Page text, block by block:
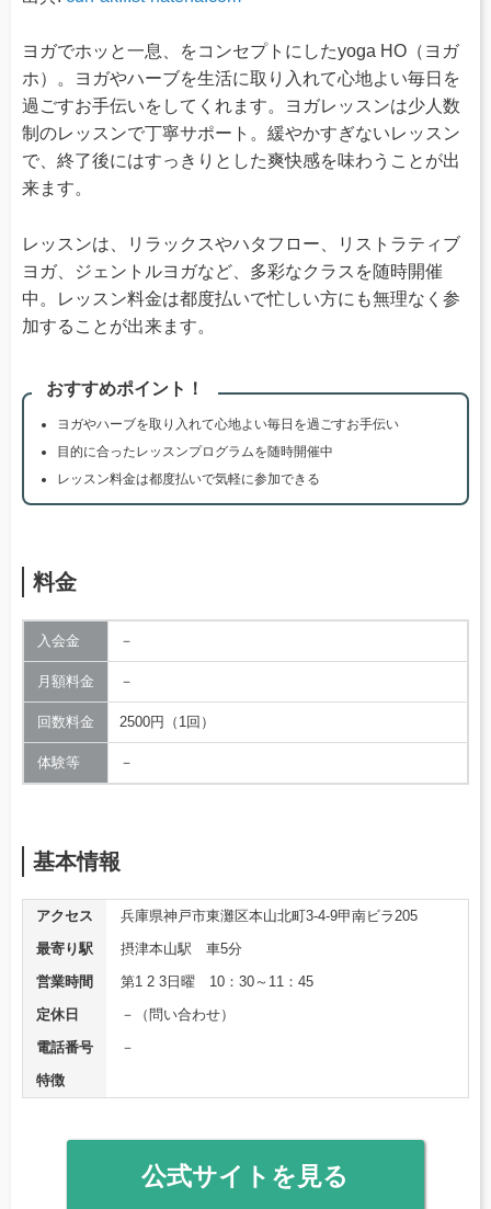
ヨガでホッと一息、をコンセプトにしたyoga HO（ヨガ
ホ）。ヨガやハーブを生活に取り入れて心地よい毎日を
過ごすお手伝いをしてくれます。ヨガレッスンは少人数
制のレッスンで丁寧サポート。緩やかすぎないレッスン
で、終了後にはすっきりとした爽快感を味わうことが出
来ます。
レッスンは、リラックスやハタフロー、リストラティブ
ヨガ、ジェントルヨガなど、多彩なクラスを随時開催
中。レッスン料金は都度払いで忙しい方にも無理なく参
加することが出来ます。
おすすめポイント！
ヨガやハーブを取り入れて心地よい毎日を過ごすお手伝い
目的に合ったレッスンプログラムを随時開催中
レッスン料金は都度払いで気軽に参加できる
料金
入会金 －
月額料金 －
回数料金 2500円（1回）
体験等 －
基本情報
アクセス
兵庫県神戸市東灘区本山北町3-4-9甲南ビラ205
最寄り駅
摂津本山駅 車5分
営業時間
第1 2 3日曜 10：30～11：45
定休日
－（問い合わせ）
電話番号
－
特徴
公式サイトを見る